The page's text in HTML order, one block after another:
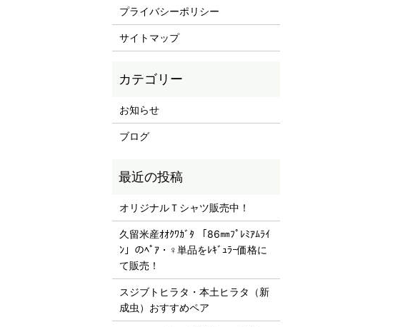
プライバシーポリシー
サイトマップ
お知らせ
ブログ
オリジナルＴシャツ販売中！
久留米産ｵｵｸﾜｶﾞﾀ 「86㎜ﾌﾟﾚﾐｱﾑﾗｲ
ﾝ」のﾍﾟｱ・♀単品をﾚｷﾞｭﾗｰ価格に
て販売！
スジブトヒラタ・本土ヒラタ（新
成虫）おすすめペア